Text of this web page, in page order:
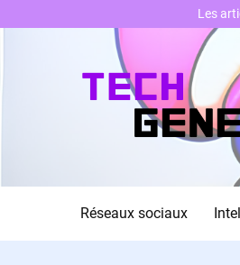
Réseaux sociaux
Les